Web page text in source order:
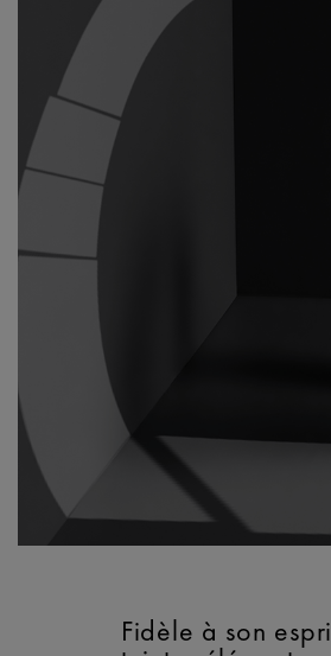
Fidèle à son